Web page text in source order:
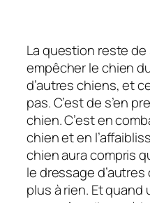
La question reste
empêcher le chien
d’autres chiens, et
pas. C’est de s’en
chien. C’est en
chien et en
chien aura compris
le dressage
plus à rien. Et quand